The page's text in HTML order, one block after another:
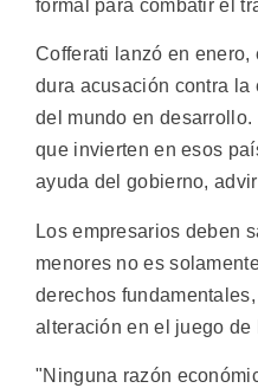
formal para combatir el
Cofferati lanzó en
dura acusación contra
del mundo en
que invierten en esos
ayuda del gobierno,
Los empresarios deben
menores no es
derechos
alteración en el juego
"Ninguna razón